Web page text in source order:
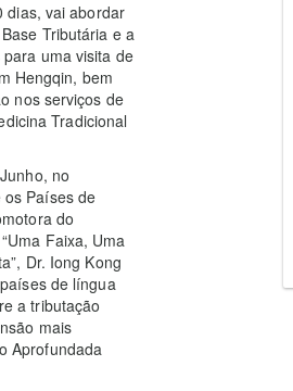
dias, vai abordar
Tributária e a
uma visita de
Hengqin, bem
nos serviços de
Tradicional
no
Países de
do
Faixa, Uma
Dr. Iong Kong
de língua
a tributação
mais
Aprofundada